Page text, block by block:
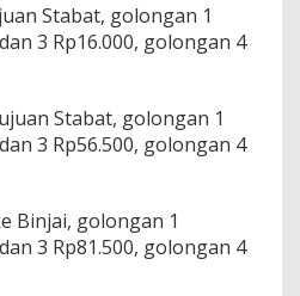
Stabat, golongan 1
3 Rp16.000, golongan 4
Stabat, golongan 1
3 Rp56.500, golongan 4
Binjai, golongan 1
3 Rp81.500, golongan 4